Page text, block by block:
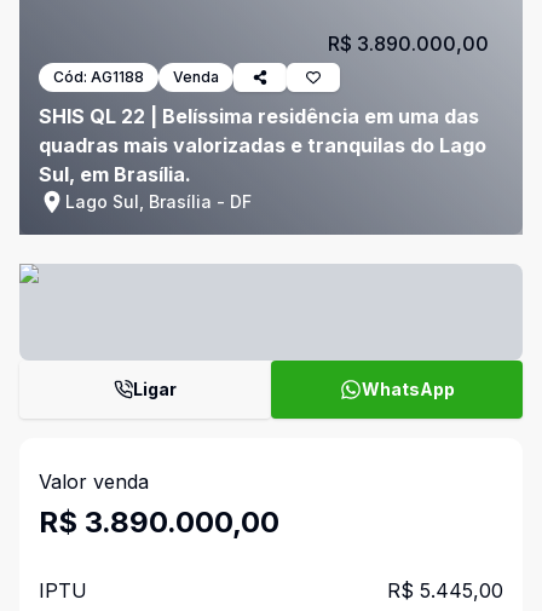
Cód: AG1188 Venda
SHIS QL 22 | Belíssima residência em uma das
quadras mais valorizadas e tranquilas do Lago
Sul, em Brasília.
Lago Sul, Brasília - DF
R$ 3.890.000,00
Ligar WhatsApp
Valor venda
R$ 3.890.000,00
IPTU R$ 5.445,00